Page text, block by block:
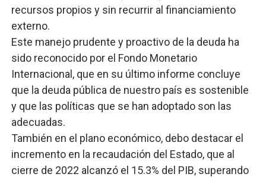
recursos propios y sin recurrir al financiamiento
externo.
Este manejo prudente y proactivo de la deuda ha
sido reconocido por el Fondo Monetario
Internacional, que en su último informe concluye
que la deuda pública de nuestro país es sostenible
y que las políticas que se han adoptado son las
adecuadas.
También en el plano económico, debo destacar el
incremento en la recaudación del Estado, que al
cierre de 2022 alcanzó el 15.3% del PIB, superando